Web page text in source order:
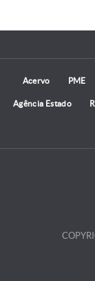
Acervo PME
Agência Estado